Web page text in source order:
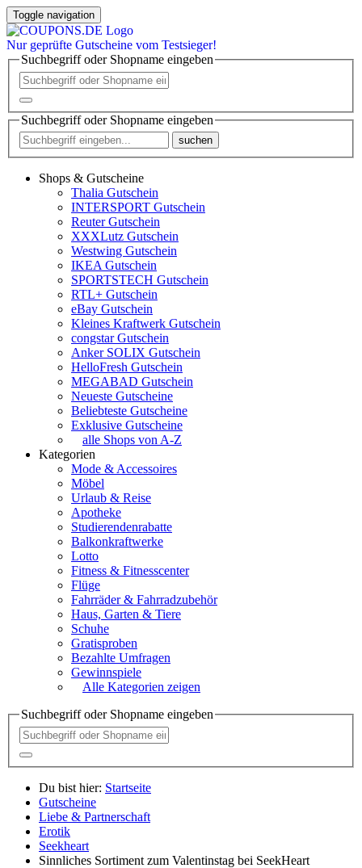
Toggle navigation
Nur geprüfte Gutscheine vom Testsieger!
Suchbegriff oder Shopname eingeben
Suchbegriff oder Shopname eingeben
suchen
Shops & Gutscheine
Thalia Gutschein
INTERSPORT Gutschein
Reuter Gutschein
XXXLutz Gutschein
Westwing Gutschein
IKEA Gutschein
SPORTSTECH Gutschein
RTL+ Gutschein
eBay Gutschein
Kleines Kraftwerk Gutschein
congstar Gutschein
Anker SOLIX Gutschein
HelloFresh Gutschein
MEGABAD Gutschein
Neueste Gutscheine
Beliebteste Gutscheine
Exklusive Gutscheine
alle Shops von A-Z
Kategorien
Mode & Accessoires
Möbel
Urlaub & Reise
Apotheke
Studierendenrabatte
Balkonkraftwerke
Lotto
Fitness & Fitnesscenter
Flüge
Fahrräder & Fahrradzubehör
Haus, Garten & Tiere
Schuhe
Gratisproben
Bezahlte Umfragen
Gewinnspiele
Alle Kategorien zeigen
Suchbegriff oder Shopname eingeben
Du bist hier: Startseite
Gutscheine
Liebe & Partnerschaft
Erotik
Seekheart
Sinnliches Sortiment zum Valentinstag bei SeekHeart